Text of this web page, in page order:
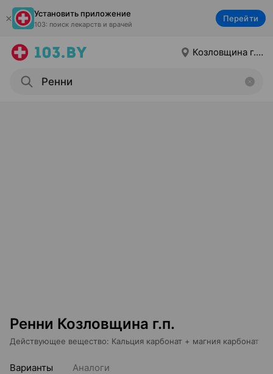
Установить приложение
103: поиск лекарств и врачей
Перейти
Козловщина г.п.
Ренни Козловщина г.п.
Действующее вещество: Кальция карбонат + магния карбонат
Варианты Аналоги